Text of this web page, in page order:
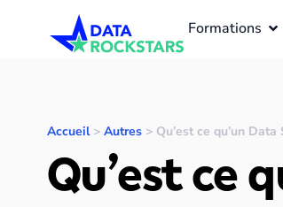
Formations
Accueil> Autres> Qu’est ce qu’un
Qu’est ce